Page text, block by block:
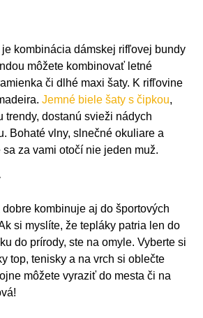
kombinácia dámskej rifľovej bundy
môžete kombinovať letné
či dlhé maxi šaty. K rifľovine
Jemné biele šaty s čipkou,
trendy, dostanú svieži nádych
Bohaté vlny, slnečné okuliare a
za vami otočí nie jeden muž.
kombinuje aj do športových
si myslíte, že tepláky patria len do
do prírody, ste na omyle. Vyberte si
top, tenisky a na vrch si oblečte
môžete vyraziť do mesta či na